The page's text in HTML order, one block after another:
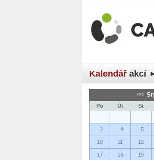
Kalendář akcí
<<
Po Út St
3 4 5
10 11 12
17 18 19